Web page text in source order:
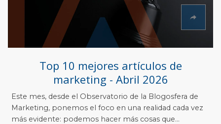
Top 10 mejores artículos de
marketing - Abril 2026
Este mes, desde el Observatorio de la Blogosfera de
Marketing, ponemos el foco en una realidad cada vez
más evidente: podemos hacer más cosas que...